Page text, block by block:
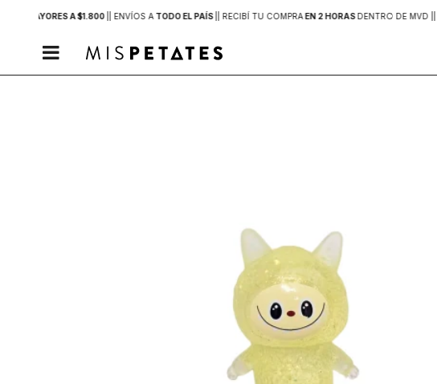
MAYORES A $1.800 | ENVÍOS A TODO EL PAÍS | RECIBÍ TU COMPRAEN 2 HORASDENTRO DE MVD |
